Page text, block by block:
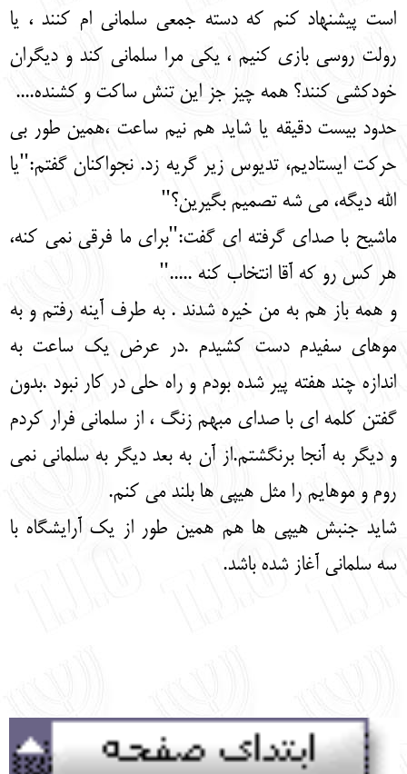
است پیشنهاد کنم که دسته جمعی سلمانی ام کنند ، یا
رولت روسی بازی کنیم ، یکی مرا سلمانی کند و دیگران
خودکشی کنند؟ همه چیز جز این تنش ساکت و کشنده....
حدود بیست دقیقه یا شاید هم نیم ساعت ،همین طور بی
حرکت ایستادیم، تدیوس زیر گریه زد. نجواکنان گفتم:"یا
الله دیگه، می شه تصمیم بگیرین؟"
ماشیح با صدای گرفته ای گفت:"برای ما فرقی نمی کنه،
هر کس رو که آقا انتخاب کنه ....."
و همه باز هم به من خیره شدند . به طرف آینه رفتم و به
موهای سفیدم دست کشیدم .در عرض یک ساعت به
اندازه چند هفته پیر شده بودم و راه حلی در کار نبود .بدون
گفتن کلمه ای با صدای مبهم زنگ ، از سلمانی فرار کردم
و دیگر به آنجا برنگشتم.از آن به بعد دیگر به سلمانی نمی
روم و موهایم را مثل هیپی ها بلند می کنم.
شاید جنبش هیپی ها هم همین طور از یک آرایشگاه با
سه سلمانی آغاز شده باشد.